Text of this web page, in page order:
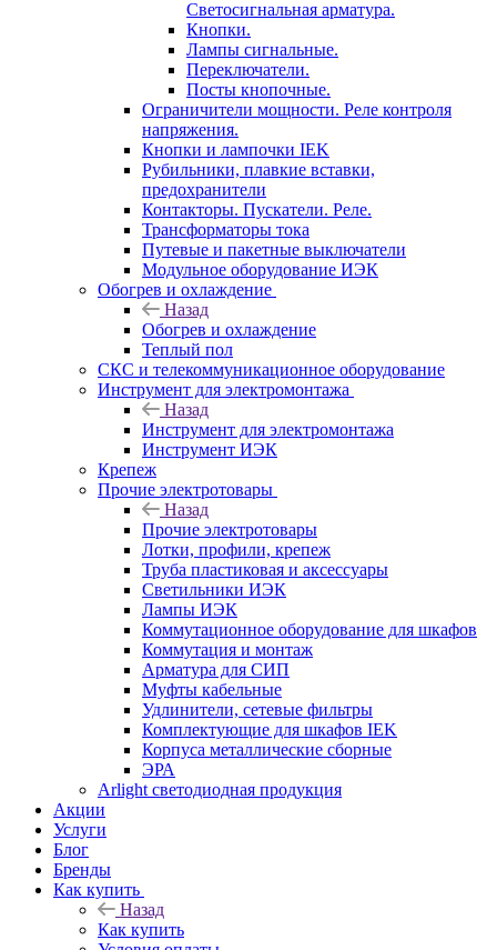
Светосигнальная арматура.
Кнопки.
Лампы сигнальные.
Переключатели.
Посты кнопочные.
Ограничители мощности. Реле контроля
напряжения.
Кнопки и лампочки IEK
Рубильники, плавкие вставки,
предохранители
Контакторы. Пускатели. Реле.
Трансформаторы тока
Путевые и пакетные выключатели
Модульное оборудование ИЭК
Обогрев и охлаждение
Назад
Обогрев и охлаждение
Теплый пол
СКС и телекоммуникационное оборудование
Инструмент для электромонтажа
Назад
Инструмент для электромонтажа
Инструмент ИЭК
Крепеж
Прочие электротовары
Назад
Прочие электротовары
Лотки, профили, крепеж
Труба пластиковая и аксессуары
Светильники ИЭК
Лампы ИЭК
Коммутационное оборудование для шкафов
Коммутация и монтаж
Арматура для СИП
Муфты кабельные
Удлинители, сетевые фильтры
Комплектующие для шкафов IEK
Корпуса металлические сборные
ЭРА
Arlight светодиодная продукция
Акции
Услуги
Блог
Бренды
Как купить
Назад
Как купить